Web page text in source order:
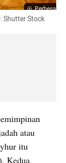
Perbesar
Shutter Stock
atau
itu
Kedua